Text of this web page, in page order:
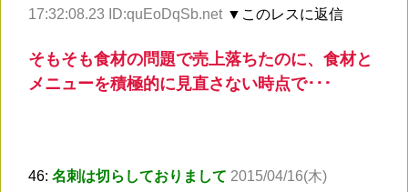
17:32:08.23 ID:quEoDqSb.net ▼このレスに返信
そもそも食材の問題で売上落ちたのに、食材と
メニューを積極的に見直さない時点で･･･
46: 名刺は切らしておりまして 2015/04/16(木)